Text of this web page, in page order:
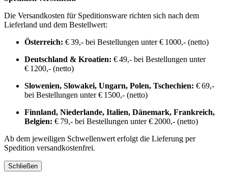
Die Versandkosten für Speditionsware richten sich nach dem
Lieferland und dem Bestellwert:
Österreich: € 39,- bei Bestellungen unter € 1000,- (netto)
Deutschland & Kroatien: € 49,- bei Bestellungen unter
€ 1200,- (netto)
Slowenien, Slowakei, Ungarn, Polen, Tschechien: € 69,-
bei Bestellungen unter € 1500,- (netto)
Finnland, Niederlande, Italien, Dänemark, Frankreich,
Belgien: € 79,- bei Bestellungen unter € 2000,- (netto)
Ab dem jeweiligen Schwellenwert erfolgt die Lieferung per
Spedition versandkostenfrei.
Schließen